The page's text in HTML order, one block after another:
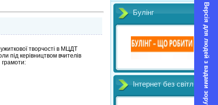
Версія для людей з вадами зору
творчості в МЦДТ
під керівництвом вчителів
грамоти:
Булінг
Інтернет без світл